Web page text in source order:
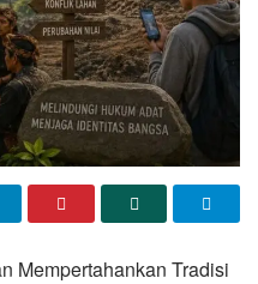
Mempertahankan Tradisi